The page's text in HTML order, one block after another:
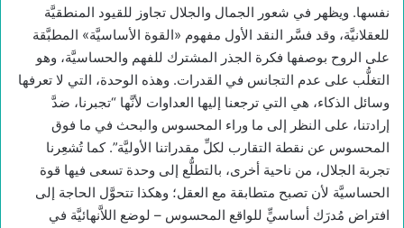
نفسها. ويظهر في شعور الجمال والجلال تجاوز للقيود المنطقيَّة
للعقلانيَّة، وقد فسَّر النقد الأول مفهوم «القوة الأساسيَّة» المطبَّقة
على الروح بوصفها فكرة الجذر المشترك للفهم والحساسيَّة، وهو
التغلُّب على عدم التجانس في القدرات. وهذه الوحدة، التي لا تعرفها
وسائل الذكاء، هي التي ترجعنا إليها العداوات لأنَّها “تجبرنا، ضدَّ
إرادتنا، على النظر إلى ما وراء المحسوس والبحث في ما فوق
المحسوس عن نقطة التقارب لكلِّ مقدراتنا الأوليَّة”. كما تُشعِرنا
تجربة الجلال، من ناحية أخرى، بالتطلُّع إلى وحدة تسعى فيها قوة
الحساسيَّة لأن تصبح متطابقة مع العقل؛ وهكذا تتحوَّل الحاجة إلى
افتراض مُدرَك أساسيٍّ للواقع المحسوس – لوضع اللاَّنهائيَّة في